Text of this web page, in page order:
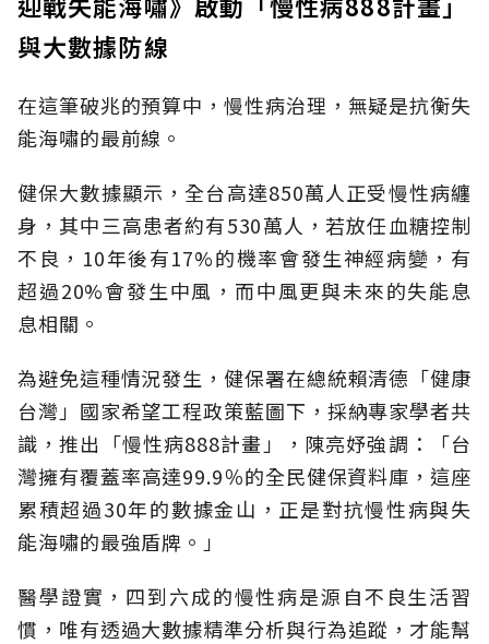
與大數據防線
在這筆破兆的預算中，慢性病治理，無疑是抗衡失
能海嘯的最前線。
健保大數據顯示，全台高達850萬人正受慢性病纏
身，其中三高患者約有530萬人，若放任血糖控制
不良，10年後有17%的機率會發生神經病變，有
超過20%會發生中風，而中風更與未來的失能息
息相關。
為避免這種情況發生，健保署在總統賴清德「健康
台灣」國家希望工程政策藍圖下，採納專家學者共
識，推出「慢性病888計畫」，陳亮妤強調：「台
灣擁有覆蓋率高達99.9％的全民健保資料庫，這座
累積超過30年的數據金山，正是對抗慢性病與失
能海嘯的最強盾牌。」
醫學證實，四到六成的慢性病是源自不良生活習
慣，唯有透過大數據精準分析與行為追蹤，才能幫